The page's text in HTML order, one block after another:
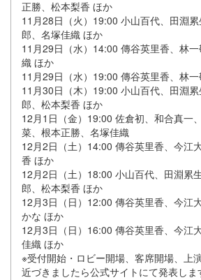
正勝、松本梨香 ほか
11月28日（火）19:00 小山百代、田淵
郎、名塚佳織 ほか
11月29日（水）14:00 傳谷英里香、林
織 ほか
11月29日（水）19:00 傳谷英里香、林
11月30日（木）19:00 小山百代、田淵
郎、松本梨香 ほか
12月1日（金）19:00 佐倉初、和合真一
菜、根本正勝、名塚佳織
12月2日（土）14:00 傳谷英里香、今江
香 ほか
12月2日（土）18:00 小山百代、田淵累
郎、松本梨香 ほか
12月3日（日）12:00 傳谷英里香、今江
かな ほか
12月3日（日）16:00 傳谷英里香、今江
佳織 ほか
※受付開始・ロビー開場、客席開場、上
近づきましたら公式サイトにて発表しま